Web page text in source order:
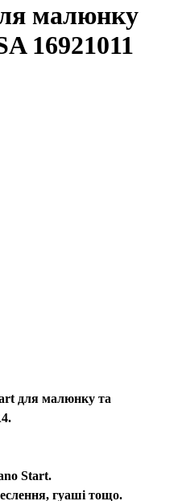
малюнку
16921011
для малюнку та
Start.
гуаші тощо.